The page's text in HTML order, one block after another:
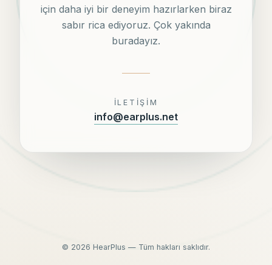
için daha iyi bir deneyim hazırlarken biraz
sabır rica ediyoruz. Çok yakında
buradayız.
İLETIŞIM
info@earplus.net
© 2026 HearPlus — Tüm hakları saklıdır.